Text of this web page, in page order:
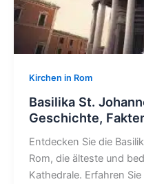
Kirchen in Rom
Basilika St.
Geschichte,
Entdecken Sie die
Rom, die älteste und
Kathedrale. Erfahren